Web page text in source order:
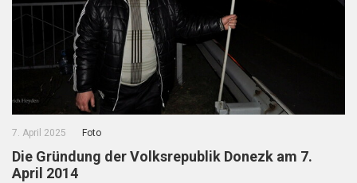
7. April 2025 Foto
Die Gründung der Volksrepublik Donezk am 7.
April 2014